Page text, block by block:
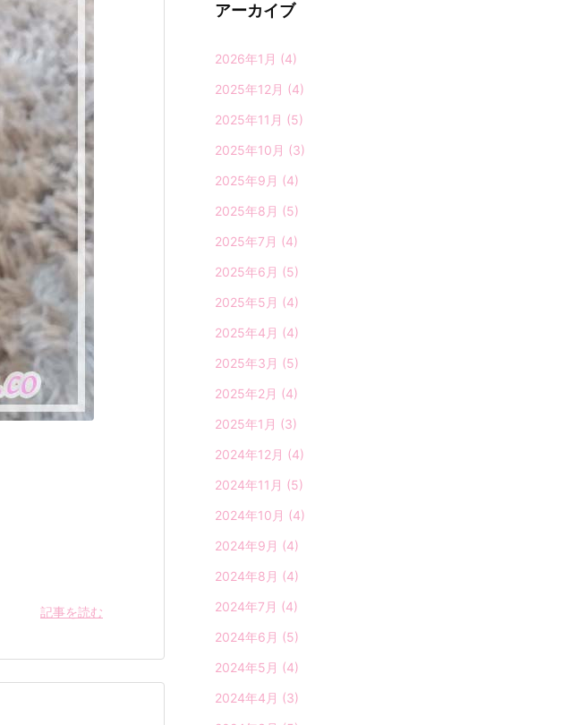
記事を読む
アーカイブ
2026年1月 (4)
2025年12月 (4)
2025年11月 (5)
2025年10月 (3)
2025年9月 (4)
2025年8月 (5)
2025年7月 (4)
2025年6月 (5)
2025年5月 (4)
2025年4月 (4)
2025年3月 (5)
2025年2月 (4)
2025年1月 (3)
2024年12月 (4)
2024年11月 (5)
2024年10月 (4)
2024年9月 (4)
2024年8月 (4)
2024年7月 (4)
2024年6月 (5)
2024年5月 (4)
2024年4月 (3)